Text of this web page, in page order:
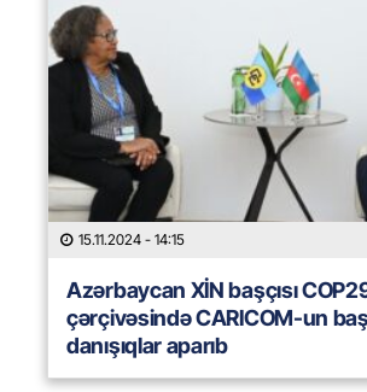
15.11.2024 - 14:15
Azərbaycan XİN başçısı
çərçivəsində CARICOM-un
danışıqlar aparıb